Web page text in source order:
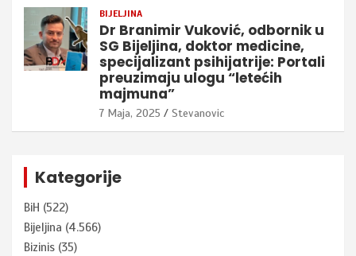
BIJELJINA
Dr Branimir Vuković, odbornik u
SG Bijeljina, doktor medicine,
specijalizant psihijatrije: Portali
preuzimaju ulogu “letećih
majmuna”
7 Maja, 2025 Stevanovic
Kategorije
BiH (522)
Bijeljina (4.566)
Bizinis (35)